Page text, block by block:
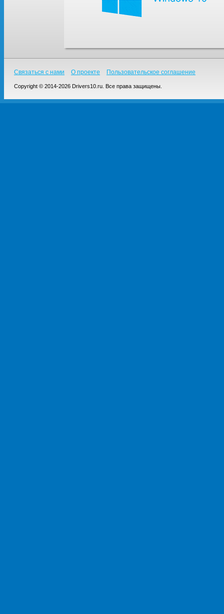
Связаться с нами О проекте Пользовательское соглашение
Copyright © 2014-2026 Drivers10.ru. Все права защищены.